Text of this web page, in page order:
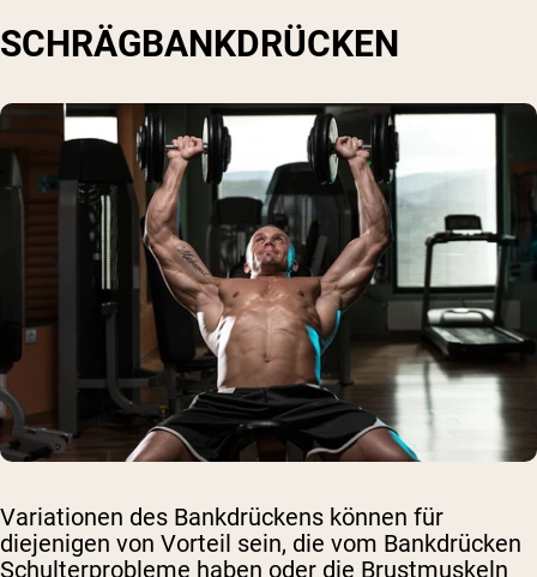
SCHRÄGBANKDRÜCKEN
Variationen des Bankdrückens können für
diejenigen von Vorteil sein, die vom Bankdrücken
Schulterprobleme haben oder die Brustmuskeln